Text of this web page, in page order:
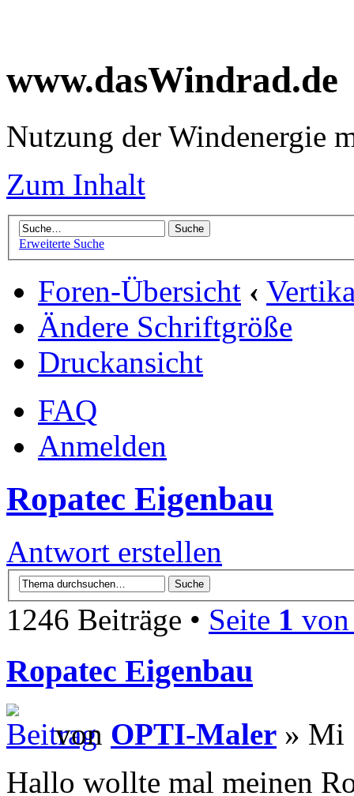
www.dasWindrad.de
Nutzung der Windenergie
Zum Inhalt
Erweiterte Suche
Foren-Übersicht ‹
Ändere Schriftgröße
Druckansicht
FAQ
Anmelden
Ropatec Eigenbau
Antwort erstellen
1246 Beiträge • Seite 1
Ropatec Eigenbau
von OPTI-Maler » Mi
Hallo wollte mal meinen